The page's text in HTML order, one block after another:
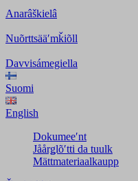
Anarâškielâ
Nuõrttsääʹmǩiõll
Davvisámegiella
Suomi
English
Dokumeeʹnt
Jåårǥlõʹtti da tuulk
Mättmateriaalkaupp